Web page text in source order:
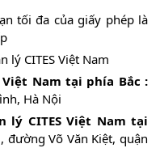
tối đa của giấy phép là
lý CITES Việt Nam
Nam tại phía Bắc :
Hà Nội
lý CITES Việt Nam tại
đường Võ Văn Kiệt, quận